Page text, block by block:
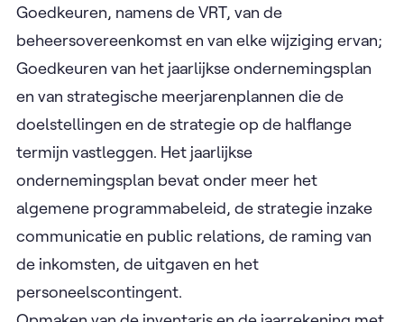
Goedkeuren, namens de VRT, van de
beheersovereenkomst en van elke wijziging ervan;
Goedkeuren van het jaarlijkse ondernemingsplan
en van strategische meerjarenplannen die de
doelstellingen en de strategie op de halflange
termijn vastleggen. Het jaarlijkse
ondernemingsplan bevat onder meer het
algemene programmabeleid, de strategie inzake
communicatie en public relations, de raming van
de inkomsten, de uitgaven en het
personeelscontingent.